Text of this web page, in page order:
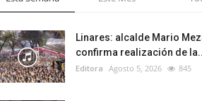
Linares: alcalde Mario
confirma realización de
Editora Agosto 5, 2026 845